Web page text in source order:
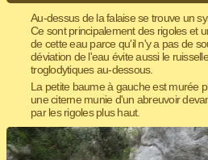
Au-dessus de la falaise se trouve un
Ce sont principalement des rigoles et
de cette eau parce qu'il n'y a pas de
déviation de l'eau évite aussi le
troglodytiques au-dessous.
La petite baume à gauche est murée
une citerne munie d'un abreuvoir
par les rigoles plus haut.